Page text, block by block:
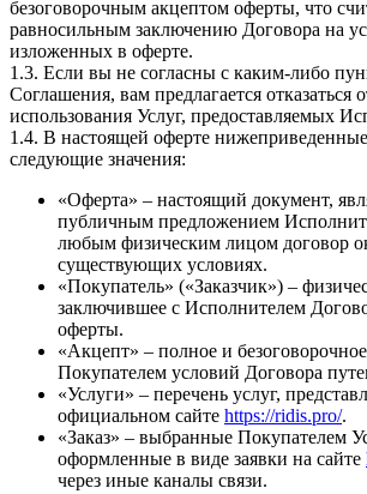
безоговорочным акцептом оферты, что
равносильным заключению Договора на
изложенных в оферте.
1.3. Если вы не согласны с каким-либо
Соглашения, вам предлагается отказаться
использования Услуг, предоставляемых
1.4. В настоящей оферте
следующие значения:
«Оферта» – настоящий документ,
публичным предложением
любым физическим лицом договор
существующих условиях.
«Покупатель» («Заказчик») –
заключившее с Исполнителем
оферты.
«Акцепт» – полное и
Покупателем условий Договора
«Услуги» – перечень услуг,
официальном сайте https://ridis.pro/.
«Заказ» – выбранные Покупателем
оформленные в виде заявки на сайте
через иные каналы связи.